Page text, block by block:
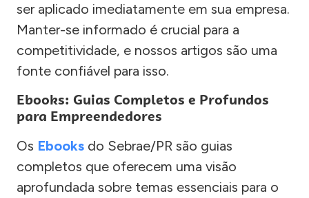
ser aplicado imediatamente em sua empresa.
Manter-se informado é crucial para a
competitividade, e nossos artigos são uma
fonte confiável para isso.
Ebooks: Guias Completos e Profundos
para Empreendedores
Os Ebooks do Sebrae/PR são guias
completos que oferecem uma visão
aprofundada sobre temas essenciais para o